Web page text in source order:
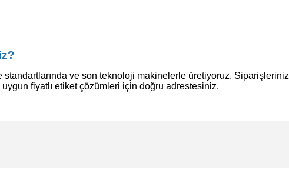
ve son teknoloji makinelerle üretiyoruz. Siparişleriniz
fiyatlı etiket çözümleri için doğru adrestesiniz.